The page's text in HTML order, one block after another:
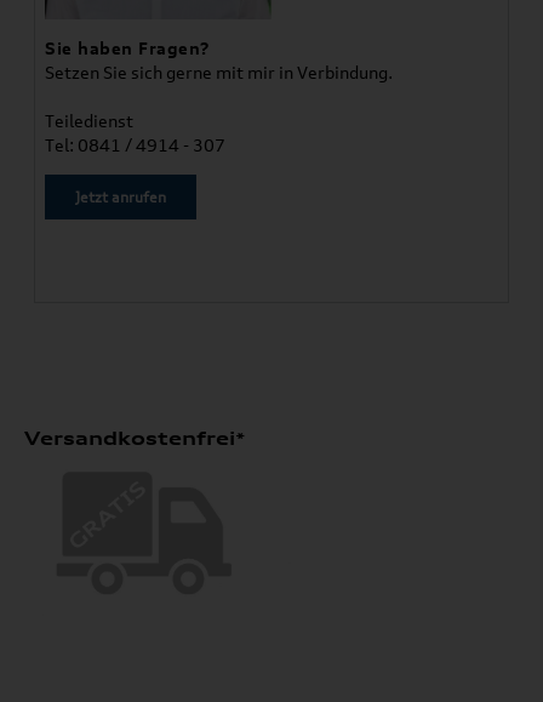
Sie haben Fragen?
Setzen Sie sich gerne mit mir in Verbindung.
Teiledienst
Tel: 0841 / 4914 - 307
Jetzt anrufen
Versandkostenfrei*